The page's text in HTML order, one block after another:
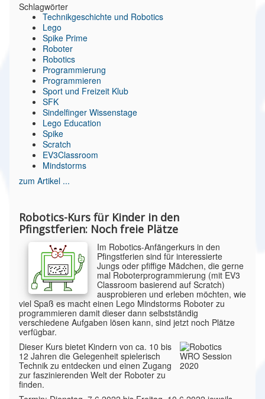
Schlagwörter
Technikgeschichte und Robotics
Lego
Spike Prime
Roboter
Robotics
Programmierung
Programmieren
Sport und Freizeit Klub
SFK
Sindelfinger Wissenstage
Lego Education
Spike
Scratch
EV3Classroom
Mindstorms
zum Artikel ...
Robotics-Kurs für Kinder in den
Pfingstferien: Noch freie Plätze
Im Robotics-Anfängerkurs in den
Pfingstferien sind für interessierte
Jungs oder pfiffige Mädchen, die gerne
mal Roboterprogrammierung (mit EV3
Classroom basierend auf Scratch)
ausprobieren und erleben möchten, wie
viel Spaß es macht einen Lego Mindstorms Roboter zu
programmieren damit dieser dann selbstständig
verschiedene Aufgaben lösen kann, sind jetzt noch Plätze
verfügbar.
Dieser Kurs bietet Kindern von ca. 10 bis
12 Jahren die Gelegenheit spielerisch
Technik zu entdecken und einen Zugang
zur faszinierenden Welt der Roboter zu
finden.